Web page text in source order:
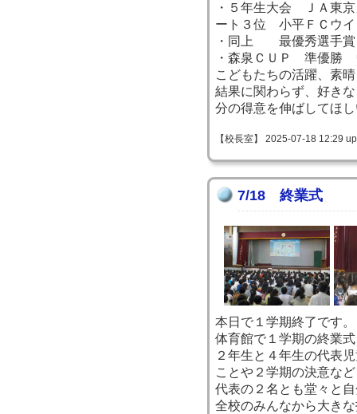
・５年生大会 ＪＡ東
ート３位 小平ＦＣウ
・同上 最優秀選手
・森泉ＣＵＰ 準優勝
こどもたちの活躍、素
結果に関わらず、好き
分の得意を伸ばしてほ
【校長室】 2025-07-18 12:29
7/18 終業式
本日で１学期終了です。
体育館で１学期の終業
２年生と４年生の代表
ことや２学期の決意な
代表の２名とも堂々と
全校のみんなから大き